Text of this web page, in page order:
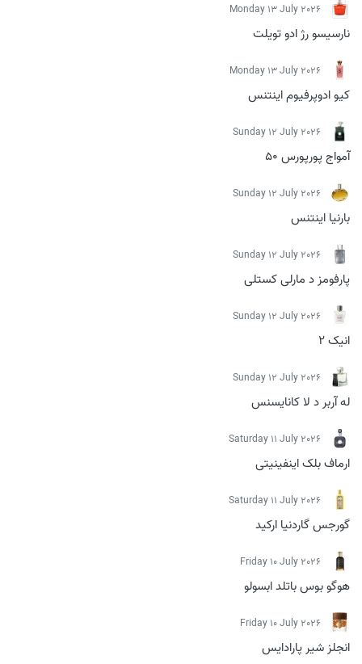
Monday 13 July 2026
نارسیسو رژ ادو تویلت
Monday 13 July 2026
کیو ادوپرفیوم اینتنس
Sunday 12 July 2026
آمواج پورپورس 50
Sunday 12 July 2026
بارنیا اینتنس
Sunday 12 July 2026
پارفومز د مارلی کستلی
Sunday 12 July 2026
انیک 2
Sunday 12 July 2026
له آربر د لا کانایسنس
Saturday 11 July 2026
ارماف بلک اینفینیتی
Saturday 11 July 2026
گورجس گاردنیا ارکید
Friday 10 July 2026
هوگو بوس باتلد ابسولو
Friday 10 July 2026
انجلز شیر پارادایس